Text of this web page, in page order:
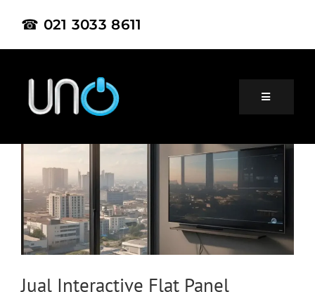
☎ 021 3033 8611
Home
About Us
Product
Jual Interactive Flat Panel